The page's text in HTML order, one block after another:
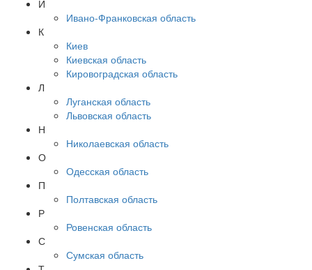
И
Ивано-Франковская область
К
Киев
Киевская область
Кировоградская область
Л
Луганская область
Львовская область
Н
Николаевская область
О
Одесская область
П
Полтавская область
Р
Ровенская область
С
Сумская область